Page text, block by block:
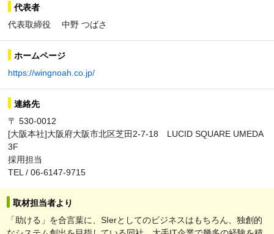
代表者
代表取締役 中野 つばさ
ホームページ
https://wingnoah.co.jp/
連絡先
〒 530-0012
[大阪本社]大阪府大阪市北区芝田2-7-18 LUCID SQUARE UMEDA
3F
採用担当
TEL / 06-6147-9715
取材担当者より
「助ける」を合言葉に、SIerとしてのビジネスはもちろん、独創的